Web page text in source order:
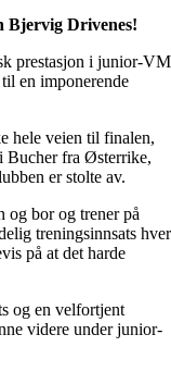
Bjervig Drivenes!
prestasjon i junior-
en imponerende
hele veien til finalen,
Bucher fra Østerrike,
er stolte av.
og bor og trener på
treningsinnsats hver
på at det harde
og en velfortjent
videre under junior-